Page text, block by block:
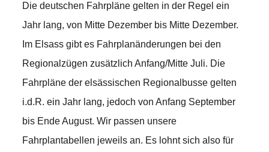
Die deutschen Fahrpläne gelten in der Regel ein
Jahr lang, von Mitte Dezember bis Mitte Dezember.
m Elsass gibt es Fahrplanänderungen bei den
Regionalzügen zusätzlich Anfang/Mitte Juli. Die
Fahrpläne der elsässischen Regionalbusse gelten
i.d.R. ein Jahr lang, jedoch von Anfang September
bis Ende August. Wir passen unsere
Fahrplantabellen jeweils an. Es lohnt sich also für